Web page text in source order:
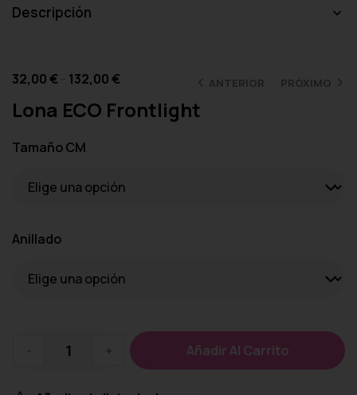
Descripción
ANTERIOR PRÓXIMO
32,00€ 132,00€
Lona ECO Frontlight
Tamaño CM
Anillado
- + Añadir Al Carrito